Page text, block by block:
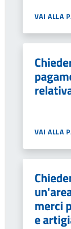
VAI ALLA
VAI ALLA
merci
e